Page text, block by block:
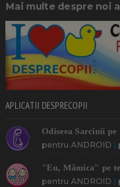
Mai multe despre noi
APLICATII DESPRECOPII
Odiseea Sarcinii
pentru ANDROID |
"Eu, Mămica" pe
pentru ANDROID |